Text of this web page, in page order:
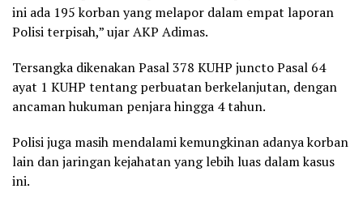
ini ada 195 korban yang melapor dalam empat laporan
Polisi terpisah,” ujar AKP Adimas.
Tersangka dikenakan Pasal 378 KUHP juncto Pasal 64
ayat 1 KUHP tentang perbuatan berkelanjutan, dengan
ancaman hukuman penjara hingga 4 tahun.
Polisi juga masih mendalami kemungkinan adanya korban
lain dan jaringan kejahatan yang lebih luas dalam kasus
ini.